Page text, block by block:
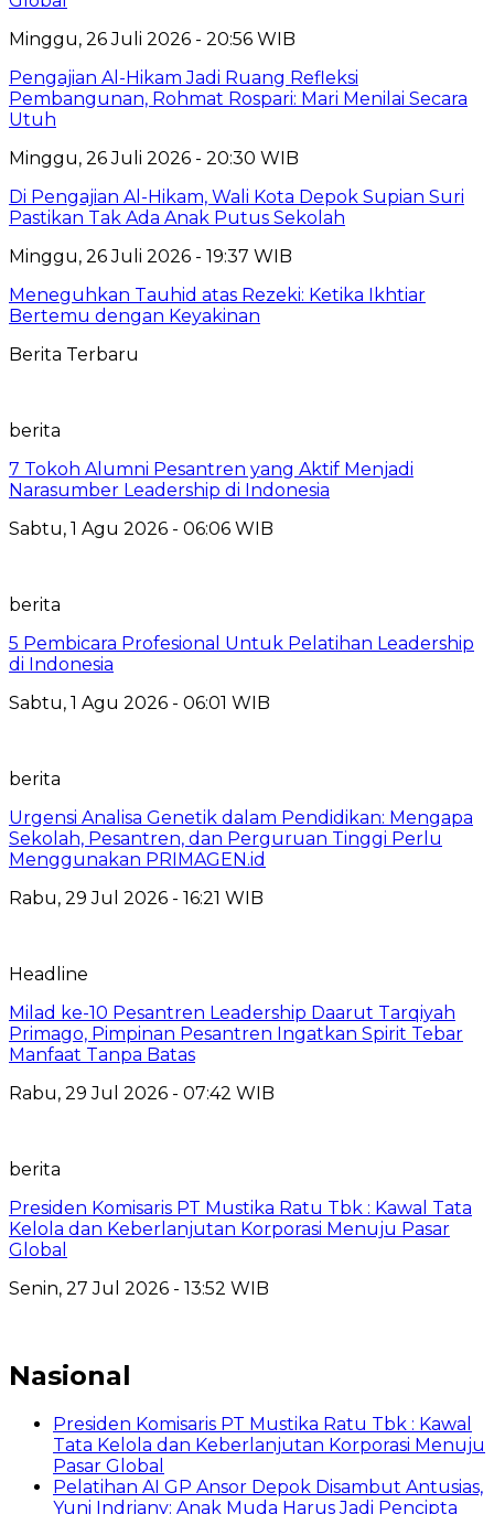
Minggu, 26 Juli 2026 - 20:56 WIB
Pengajian Al-Hikam Jadi Ruang Refleksi
Pembangunan, Rohmat Rospari: Mari Menilai Secara
Utuh
Minggu, 26 Juli 2026 - 20:30 WIB
Di Pengajian Al-Hikam, Wali Kota Depok Supian Suri
Pastikan Tak Ada Anak Putus Sekolah
Minggu, 26 Juli 2026 - 19:37 WIB
Meneguhkan Tauhid atas Rezeki: Ketika Ikhtiar
Bertemu dengan Keyakinan
Berita Terbaru
berita
7 Tokoh Alumni Pesantren yang Aktif Menjadi
Narasumber Leadership di Indonesia
Sabtu, 1 Agu 2026 - 06:06 WIB
berita
5 Pembicara Profesional Untuk Pelatihan Leadership
di Indonesia
Sabtu, 1 Agu 2026 - 06:01 WIB
berita
Urgensi Analisa Genetik dalam Pendidikan: Mengapa
Sekolah, Pesantren, dan Perguruan Tinggi Perlu
Menggunakan PRIMAGEN.id
Rabu, 29 Jul 2026 - 16:21 WIB
Headline
Milad ke-10 Pesantren Leadership Daarut Tarqiyah
Primago, Pimpinan Pesantren Ingatkan Spirit Tebar
Manfaat Tanpa Batas
Rabu, 29 Jul 2026 - 07:42 WIB
berita
Presiden Komisaris PT Mustika Ratu Tbk : Kawal Tata
Kelola dan Keberlanjutan Korporasi Menuju Pasar
Global
Senin, 27 Jul 2026 - 13:52 WIB
Nasional
Presiden Komisaris PT Mustika Ratu Tbk : Kawal
Tata Kelola dan Keberlanjutan Korporasi Menuju
Pasar Global
Pelatihan AI GP Ansor Depok Disambut Antusias,
Yuni Indriany: Anak Muda Harus Jadi Pencipta